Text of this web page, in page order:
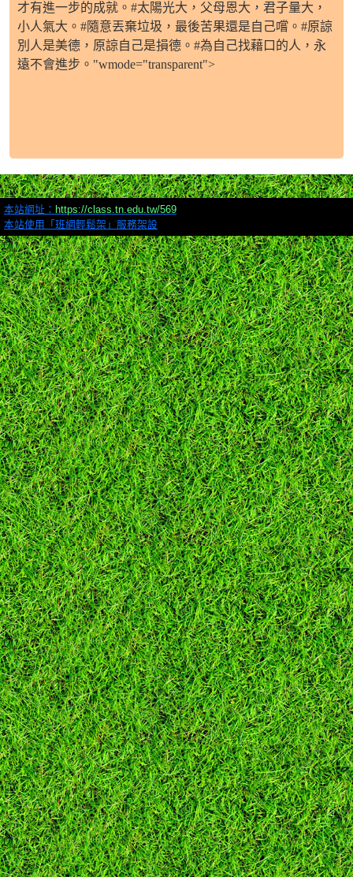
才有進一步的成就。#太陽光大，父母恩大，君子量大，
小人氣大。#隨意丟棄垃圾，最後苦果還是自己嚐。#原諒
別人是美德，原諒自己是損德。#為自己找藉口的人，永
遠不會進步。"wmode="transparent">
本站網址： https://class.tn.edu.tw/569
本站使用「班網輕鬆架」服務架設